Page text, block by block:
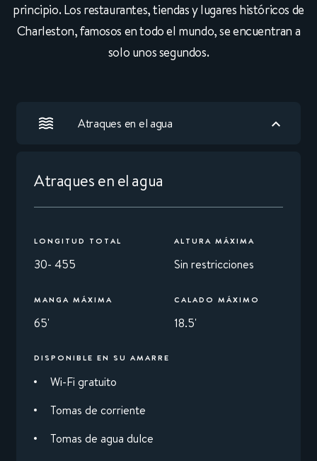
principio. Los restaurantes, tiendas y lugares históricos de
Charleston, famosos en todo el mundo, se encuentran a
solo unos segundos.
Atraques en el agua
Atraques en el agua
LONGITUD TOTAL
30- 455
ALTURA MÁXIMA
Sin restricciones
MANGA MÁXIMA
65'
CALADO MÁXIMO
18.5'
DISPONIBLE EN SU AMARRE
Wi-Fi gratuito
Tomas de corriente
Tomas de agua dulce